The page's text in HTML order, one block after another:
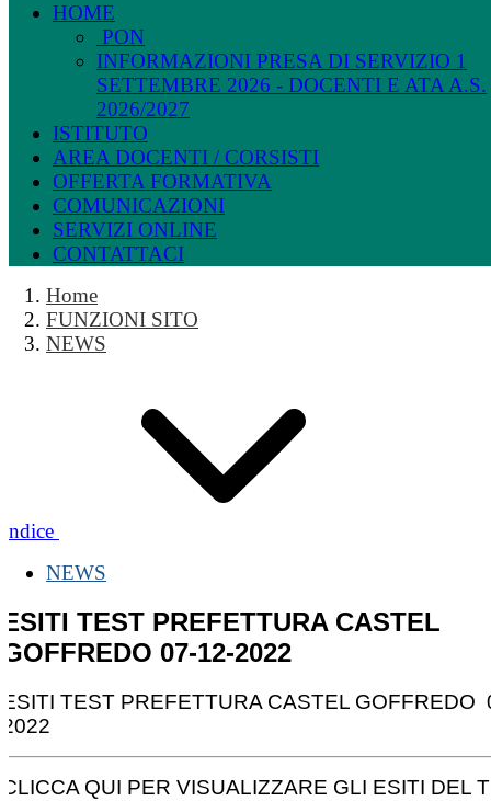
HOME
PON
INFORMAZIONI PRESA DI SERVIZIO 1
SETTEMBRE 2026 - DOCENTI E ATA A.S.
2026/2027
ISTITUTO
AREA DOCENTI / CORSISTI
OFFERTA FORMATIVA
COMUNICAZIONI
SERVIZI ONLINE
CONTATTACI
Home
FUNZIONI SITO
NEWS
Indice
NEWS
ESITI TEST PREFETTURA CASTEL
GOFFREDO 07-12-2022
ESITI TEST PREFETTURA CASTEL GOFFREDO
2022
CLICCA QUI PER VISUALIZZARE GLI ESITI DEL